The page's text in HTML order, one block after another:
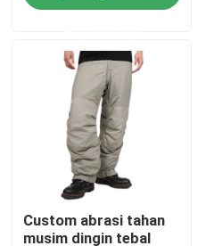
Hubungi kami
Permintaan Penawaran
Seragam Tempur Militer
Seragam Kamuflase Militer
Armor Balistik Militer
Custom abrasi tahan
musim dingin tebal